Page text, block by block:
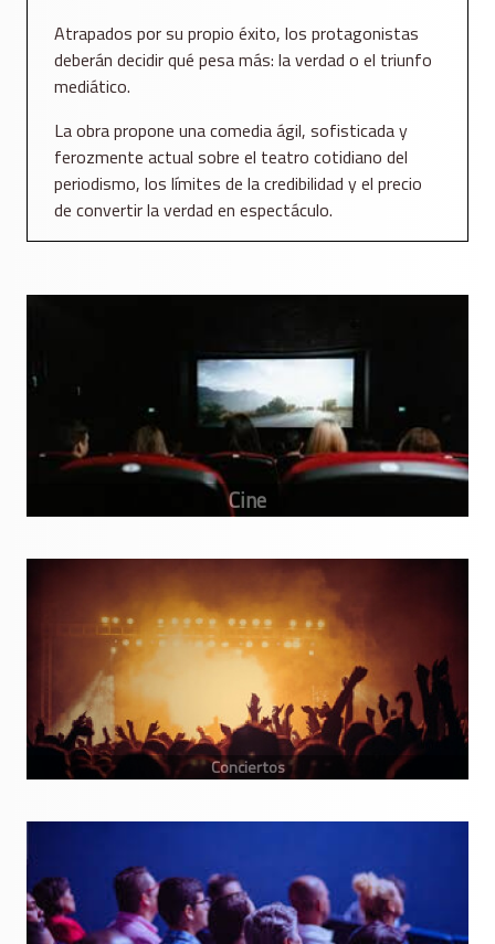
Atrapados por su propio éxito, los protagonistas
deberán decidir qué pesa más: la verdad o el triunfo
mediático.
La obra propone una comedia ágil, sofisticada y
ferozmente actual sobre el teatro cotidiano del
periodismo, los límites de la credibilidad y el precio
de convertir la verdad en espectáculo.